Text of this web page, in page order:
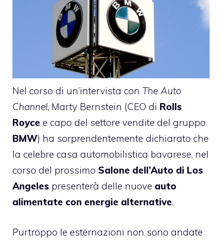
Nel corso di un’intervista con The Auto
Channel, Marty Bernstein (CEO di Rolls
Royce e capo del settore vendite del gruppo
BMW) ha sorprendentemente dichiarato che
la celebre casa automobilistica bavarese, nel
corso del prossimo Salone dell’Auto di Los
Angeles presenterà delle nuove auto
alimentate con energie alternative.
Purtroppo le esternazioni non sono andate